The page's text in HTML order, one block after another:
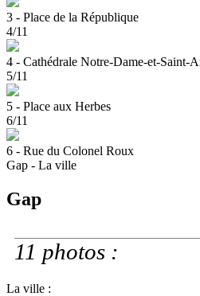
3 - Place de la République
4/11
4 - Cathédrale Notre-Dame-et-Saint-
5/11
5 - Place aux Herbes
6/11
6 - Rue du Colonel Roux
Gap - La ville
Gap
11 photos :
La ville :